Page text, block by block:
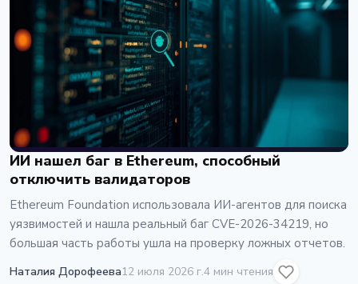
ИИ нашел баг в Ethereum, способный
отключить валидаторов
Ethereum Foundation использовала ИИ-агентов для поиска
уязвимостей и нашла реальный баг CVE-2026-34219, но
большая часть работы ушла на проверку ложных отчетов.
Наталия Дорофеева12 июля 2026 г.4 мин чтения